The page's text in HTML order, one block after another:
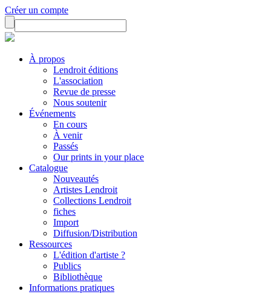
Créer un compte
À propos
Lendroit éditions
L'association
Revue de presse
Nous soutenir
Événements
En cours
À venir
Passés
Our prints in your place
Catalogue
Nouveautés
Artistes Lendroit
Collections Lendroit
fiches
Import
Diffusion/Distribution
Ressources
L'édition d'artiste ?
Publics
Bibliothèque
Informations pratiques